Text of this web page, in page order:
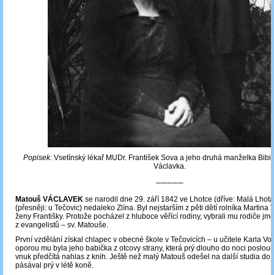
Popisek: Vsetínský lékař MUDr. František Sova a jeho druhá manželka
Václavka.
─────
Matouš VÁCLAVEK se narodil dne 29. září 1842 ve Lhotce (dříve: Malá
(přesněji: u Tečovic) nedaleko Zlína. Byl nejstarším z pěti dětí rolníka Martina
ženy Františky. Protože pocházel z hluboce věřící rodiny, vybrali mu rodiče
z evangelistů – sv. Matouše.
První vzdělání získal chlapec v obecné škole v Tečovicích – u učitele Karla
oporou mu byla jeho babička z otcovy strany, která prý dlouho do noci
vnuk předčítá nahlas z knih. Ještě než malý Matouš odešel na další studia do
pásával prý v létě koně.